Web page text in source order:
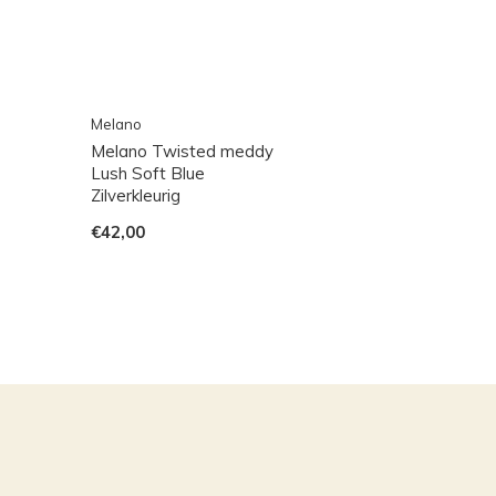
Melano
Melano Twisted meddy
Lush Soft Blue
Zilverkleurig
€42,00